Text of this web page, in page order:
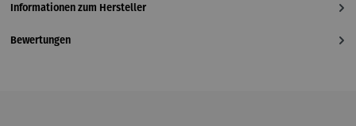
Informationen zum Hersteller
Bewertungen